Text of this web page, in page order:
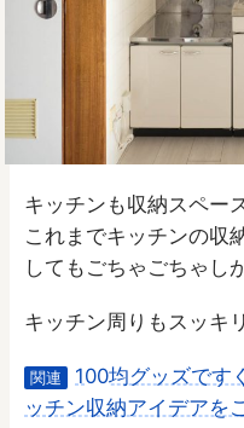
キッチンも収納スペー
これまでキッチンの収
してもごちゃごちゃし
キッチン周りもスッキ
関連
100均グッズです
ッチン収納アイデアを